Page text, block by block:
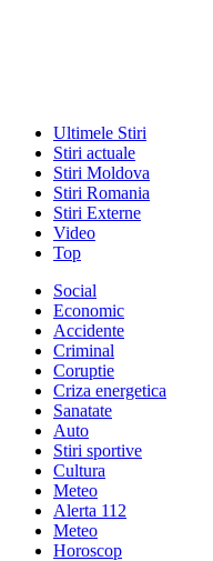
Ultimele Stiri
Stiri actuale
Stiri Moldova
Stiri Romania
Stiri Externe
Video
Top
Social
Economic
Accidente
Criminal
Coruptie
Criza energetica
Sanatate
Auto
Stiri sportive
Cultura
Meteo
Alerta 112
Meteo
Horoscop